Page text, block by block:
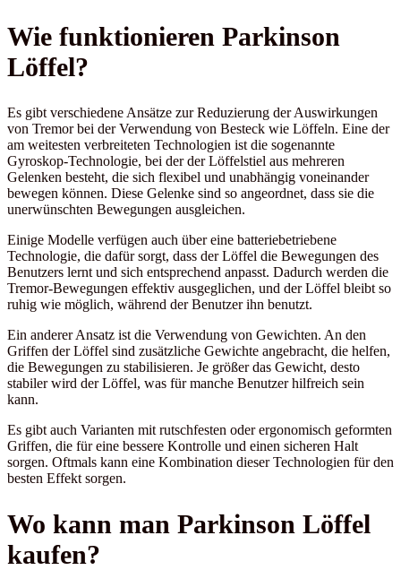
Wie funktionieren Parkinson
Löffel?
Es gibt verschiedene Ansätze zur Reduzierung der Auswirkungen
von Tremor bei der Verwendung von Besteck wie Löffeln. Eine der
am weitesten verbreiteten Technologien ist die sogenannte
Gyroskop-Technologie, bei der der Löffelstiel aus mehreren
Gelenken besteht, die sich flexibel und unabhängig voneinander
bewegen können. Diese Gelenke sind so angeordnet, dass sie die
unerwünschten Bewegungen ausgleichen.
Einige Modelle verfügen auch über eine batteriebetriebene
Technologie, die dafür sorgt, dass der Löffel die Bewegungen des
Benutzers lernt und sich entsprechend anpasst. Dadurch werden die
Tremor-Bewegungen effektiv ausgeglichen, und der Löffel bleibt so
ruhig wie möglich, während der Benutzer ihn benutzt.
Ein anderer Ansatz ist die Verwendung von Gewichten. An den
Griffen der Löffel sind zusätzliche Gewichte angebracht, die helfen,
die Bewegungen zu stabilisieren. Je größer das Gewicht, desto
stabiler wird der Löffel, was für manche Benutzer hilfreich sein
kann.
Es gibt auch Varianten mit rutschfesten oder ergonomisch geformten
Griffen, die für eine bessere Kontrolle und einen sicheren Halt
sorgen. Oftmals kann eine Kombination dieser Technologien für den
besten Effekt sorgen.
Wo kann man Parkinson Löffel
kaufen?